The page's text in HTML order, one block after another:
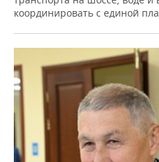
координировать с единой